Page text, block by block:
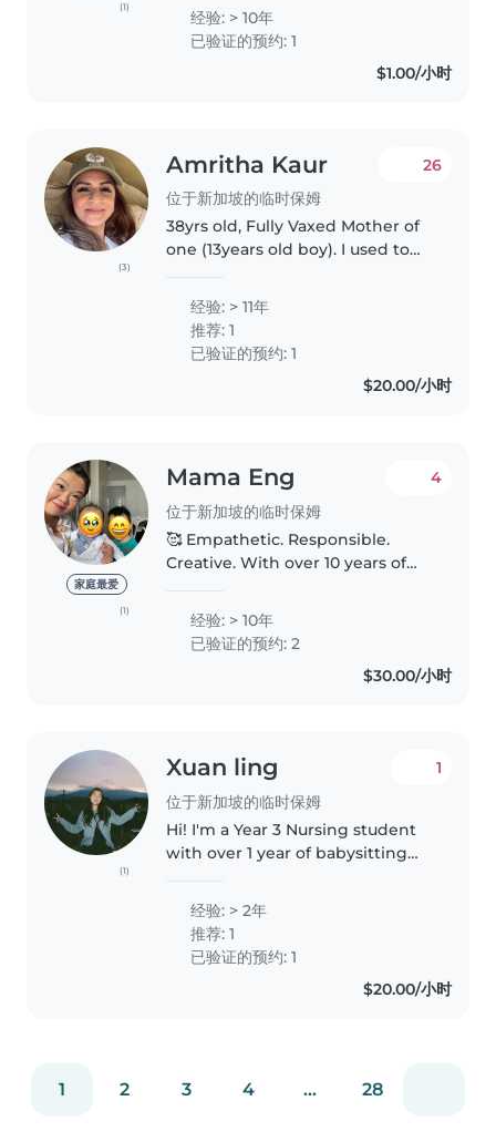
(1)
babies to teenagers. I'm fluent in
both English and Mandarin..
经验: > 10年
已验证的预约: 1
$1.00/小时
(3)
Amritha Kaur
位于新加坡的临时保姆
26
38yrs old, Fully Vaxed Mother of
one (13years old boy). I used to
experienced with infants and
toddlers, used to babysit
friends/relatives kids...
经验: > 11年
推荐: 1
已验证的预约: 1
$20.00/小时
家庭最爱
(1)
Mama Eng
位于新加坡的临时保姆
4
🥰 Empathetic. Responsible.
Creative. With over 10 years of
with children of all ages, I'm
confident in providing
personalised care & support. ✨
经验: > 10年
已验证的预约: 2
$30.00/小时
(1)
Xuan ling
位于新加坡的临时保姆
1
Hi! I'm a Year 3 Nursing student
with over 1 year of babysitting
toddlers, and school-aged
children through both private
families and this platform...
经验: > 2年
推荐: 1
已验证的预约: 1
$20.00/小时
1 2 3 4 ... 28